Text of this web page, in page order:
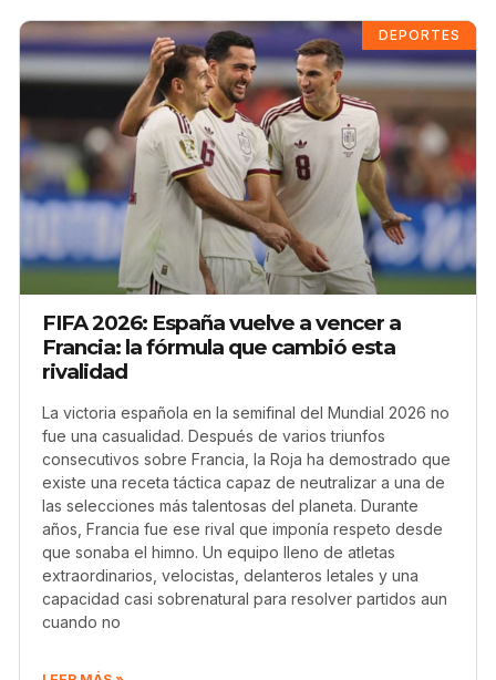
DEPORTES
FIFA 2026: España vuelve a vencer a
Francia: la fórmula que cambió esta
rivalidad
La victoria española en la semifinal del Mundial 2026 no
fue una casualidad. Después de varios triunfos
consecutivos sobre Francia, la Roja ha demostrado que
existe una receta táctica capaz de neutralizar a una de
las selecciones más talentosas del planeta. Durante
años, Francia fue ese rival que imponía respeto desde
que sonaba el himno. Un equipo lleno de atletas
extraordinarios, velocistas, delanteros letales y una
capacidad casi sobrenatural para resolver partidos aun
cuando no